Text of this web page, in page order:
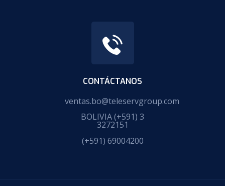
CONTÁCTANOS
ventas.bo@teleservgroup.com
BOLIVIA(+591) 3
3272151
(+591) 69004200